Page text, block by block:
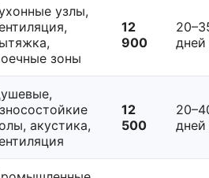
узлы,
зоны
12
900
дней
акустика,
12
500
дней